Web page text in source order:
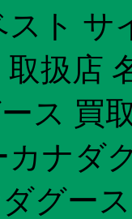
スト サ
扱店
ス 買
カナダ
グー